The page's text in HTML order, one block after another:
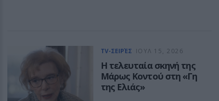
TV-ΣΕΙΡΈΣ ΙΟΥΛ 15, 2026
Η τελευταία σκηνή της
Μάρως Κοντού στη «Γη
της Ελιάς»